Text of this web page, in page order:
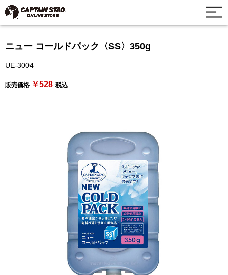
ニュー コールドパック〈SS〉350g
UE-3004
販売価格 ￥528 税込